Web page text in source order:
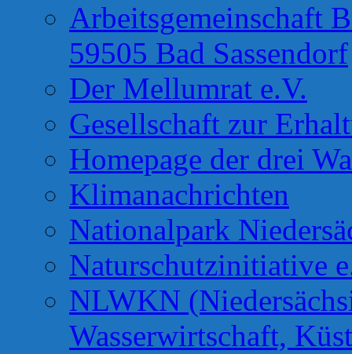
Arbeitsgemeinschaft
59505 Bad Sassendorf
Der Mellumrat e.V.
Gesellschaft zur
Homepage der drei
Klimanachrichten
Nationalpark
Naturschutzinitiative
NLWKN
Wasserwirtschaft,